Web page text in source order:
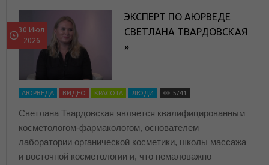
30 Июл
2026
ЭКСПЕРТ ПО АЮРВЕДЕ
СВЕТЛАНА ТВАРДОВСКАЯ
»
АЮРВЕДА ВИДЕО КРАСОТА ЛЮДИ 5741
Светлана Твардовская является квалифицированным
косметологом-фармакологом, основателем
лаборатории органической косметики, школы массажа
и восточной косметологии и, что немаловажно —